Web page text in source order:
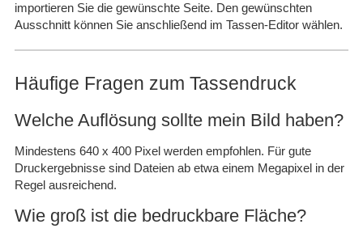
importieren Sie die gewünschte Seite. Den gewünschten
Ausschnitt können Sie anschließend im Tassen-Editor wählen.
Häufige Fragen zum Tassendruck
Welche Auflösung sollte mein Bild haben?
Mindestens 640 x 400 Pixel werden empfohlen. Für gute
Druckergebnisse sind Dateien ab etwa einem Megapixel in der
Regel ausreichend.
Wie groß ist die bedruckbare Fläche?